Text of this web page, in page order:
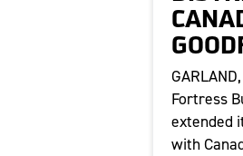
Fortress
extended
with